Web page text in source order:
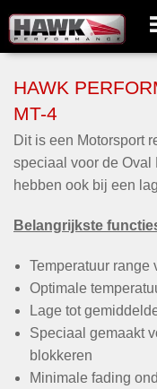
HAWK
MT-4
Dit is een Motorsport
speciaal voor de Oval
hebben ook bij een
Belangrijkste
Temperatuur range
Optimale
Lage tot
Speciaal gemaakt
blokkeren
Minimale fading